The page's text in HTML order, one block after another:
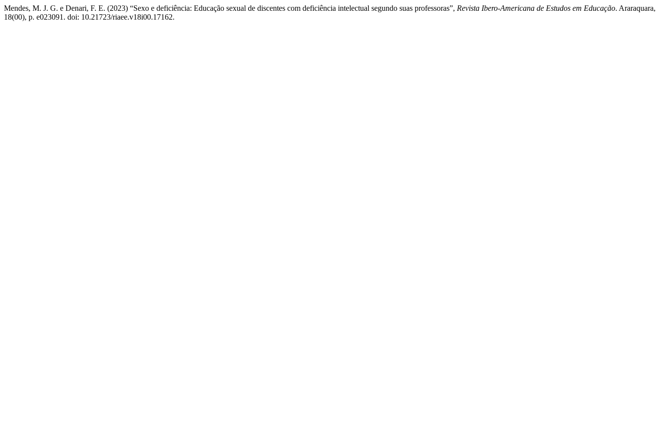
Mendes, M. J. G. e Denari, F. E. (2023) “Sexo e deficiência: Educação sexual de discentes com deficiência intelectual segundo suas professoras”, Revista Ibero-Americana de Estudos em Educação. Araraquara,
18(00), p. e023091. doi: 10.21723/riaee.v18i00.17162.